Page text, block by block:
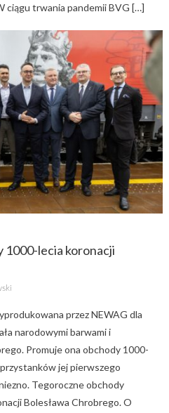
ciągu trwania pandemii BVG […]
lecia koronacji
przez NEWAG dla
narodowymi barwami i
Promuje ona obchody 1000-
jej pierwszego
Tegoroczne obchody
Bolesława Chrobrego. O